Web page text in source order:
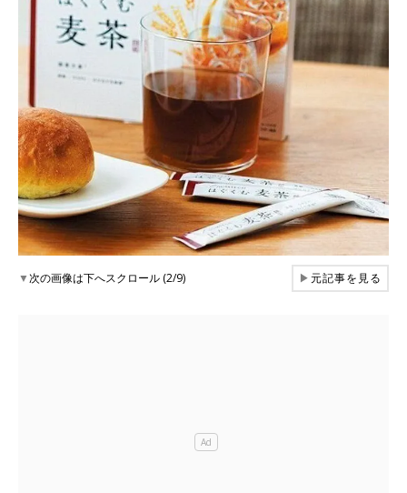
▼次の画像は下へスクロール (2/9) ▶元記事を見る